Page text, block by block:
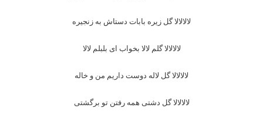
لالالالا گل زیره بابات دستاش به زنجیره
لالالالا گلم لالا بخواب ای بلبلم لالا
لالالالا گل لاله دوست داریم من و خاله
لالالالا گل دشتی همه رفتن تو برگشتی